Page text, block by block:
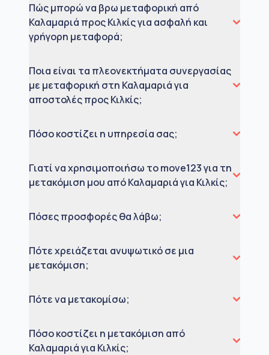
Πώς μπορώ να βρω μεταφορική από
Καλαμαριά προς Κιλκίς για ασφαλή και
γρήγορη μεταφορά;
Ποια είναι τα πλεονεκτήματα συνεργασίας
με μεταφορική στη Καλαμαριά για
αποστολές προς Κιλκίς;
Πόσο κοστίζει η υπηρεσία σας;
Γιατί να χρησιμοποιήσω το move123 για τη
μετακόμιση μου από Καλαμαριά για Κιλκίς;
Πόσες προσφορές θα λάβω;
Πότε χρειάζεται ανυψωτικό σε μια
μετακόμιση;
Πότε να μετακομίσω;
Πόσο κοστίζει η μετακόμιση από
Καλαμαριά για Κιλκίς;